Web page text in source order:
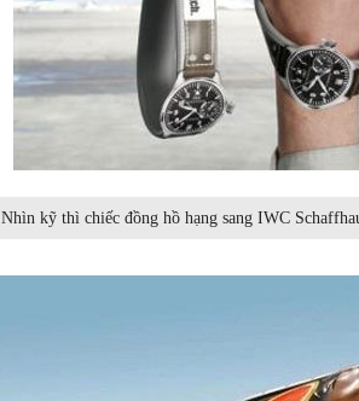
Nhìn kỹ thì chiếc đồng hồ hạng sang IWC